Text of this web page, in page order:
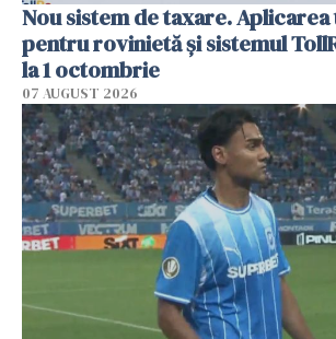
Nou sistem de taxare.
pentru rovinietă şi sistemul
la 1 octombrie
07 AUGUST 2026